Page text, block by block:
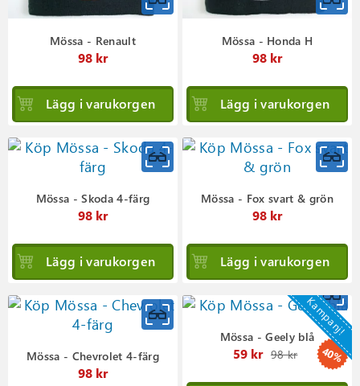
Mössa - Renault
98 kr
Lägg i varukorgen
Mössa - Honda H
98 kr
Lägg i varukorgen
Mössa - Skoda 4-färg
98 kr
Lägg i varukorgen
Mössa - Fox svart & grön
98 kr
Lägg i varukorgen
Mössa - Chevrolet 4-färg
98 kr
Kampanj!
Mössa - Geely blå
59 kr 98 kr
pris
40%